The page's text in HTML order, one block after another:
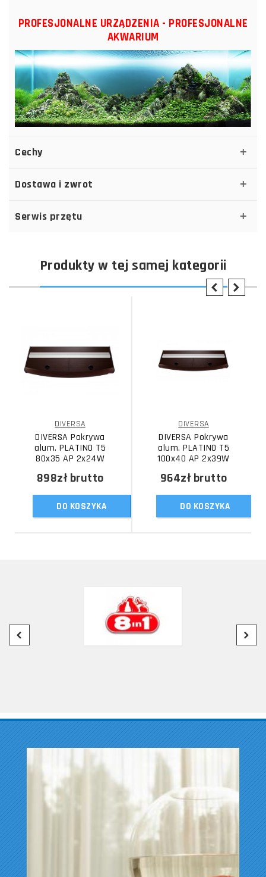
PROFESJONALNE URZĄDZENIA - PROFESJONALNE
AKWARIUM
Cechy
Dostawa i zwrot
Serwis przętu
Produkty w tej samej kategorii
DIVERSA
DIVERSA Pokrywa
alum. PLATINO T5
80x35 AP 2x24W
898złbrutto
DO KOSZYKA
DIVERSA
DIVERSA Pokrywa
alum. PLATINO T5
100x40 AP 2x39W
964złbrutto
DO KOSZYKA